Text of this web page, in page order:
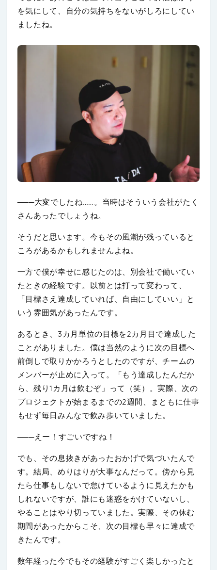
を気にして、自分の気持ちをないがしろにしてい
ましたね。
───大変でしたね……。当時はそういう会社がたく
さんあったでしょうね。
そうだと思います。今もその風潮が残っていると
ころがあるかもしれませんよね。
一方で僕が幸せに感じたのは、別会社で働いてい
たときの経験です。以前とは打って変わって、
「目標さえ達成していれば、自由にしていい」と
いう雰囲気があったんです。
あるとき、3カ月単位の目標を2カ月目で達成した
ことがありました。僕は当然のように次の目標へ
前倒しで取りかかろうとしたのですが、チームの
メンバーが止めに入って。「もう達成したんだか
ら、残り1カ月は飲むぞ」って（笑）。実際、次の
プロジェクトが始まるまでの2週間、まともに仕事
もせず毎日みんなで飲み歩いていました。
───えー！すごいですね！
でも、その息抜きがあったおかげで気づいたんで
す。結局、めりはりが大事なんだって。傍から見
たら仕事もしないで怠けているように見えたかも
しれないですが、誰にも迷惑をかけていないし、
やることはやり切っていました。実際、その休む
期間があったからこそ、次の目標も早々に達成で
きたんです。
数年経った今でもその経験がすごく楽しかったと